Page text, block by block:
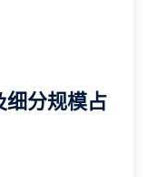
细分规模占